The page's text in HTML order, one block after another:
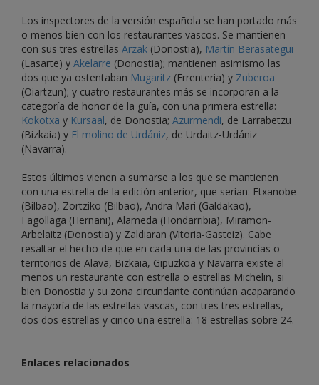
Los inspectores de la versión española se han portado más
o menos bien con los restaurantes vascos. Se mantienen
con sus tres estrellas Arzak (Donostia), Martín Berasategui
(Lasarte) y Akelarre (Donostia); mantienen asimismo las
dos que ya ostentaban Mugaritz (Errenteria) y Zuberoa
(Oiartzun); y cuatro restaurantes más se incorporan a la
categoría de honor de la guía, con una primera estrella:
Kokotxa y Kursaal, de Donostia; Azurmendi, de Larrabetzu
(Bizkaia) y El molino de Urdániz, de Urdaitz-Urdániz
(Navarra).
Estos últimos vienen a sumarse a los que se mantienen
con una estrella de la edición anterior, que serían: Etxanobe
(Bilbao), Zortziko (Bilbao), Andra Mari (Galdakao),
Fagollaga (Hernani), Alameda (Hondarribia), Miramon-
Arbelaitz (Donostia) y Zaldiaran (Vitoria-Gasteiz). Cabe
resaltar el hecho de que en cada una de las provincias o
territorios de Alava, Bizkaia, Gipuzkoa y Navarra existe al
menos un restaurante con estrella o estrellas Michelin, si
bien Donostia y su zona circundante continúan acaparando
la mayoría de las estrellas vascas, con tres tres estrellas,
dos dos estrellas y cinco una estrella: 18 estrellas sobre 24.
Enlaces relacionados